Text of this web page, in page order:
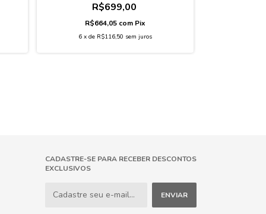
R$699,00
R$664,05 com Pix
6 x de R$116,50 sem juros
CADASTRE-SE PARA RECEBER DESCONTOS
EXCLUSIVOS